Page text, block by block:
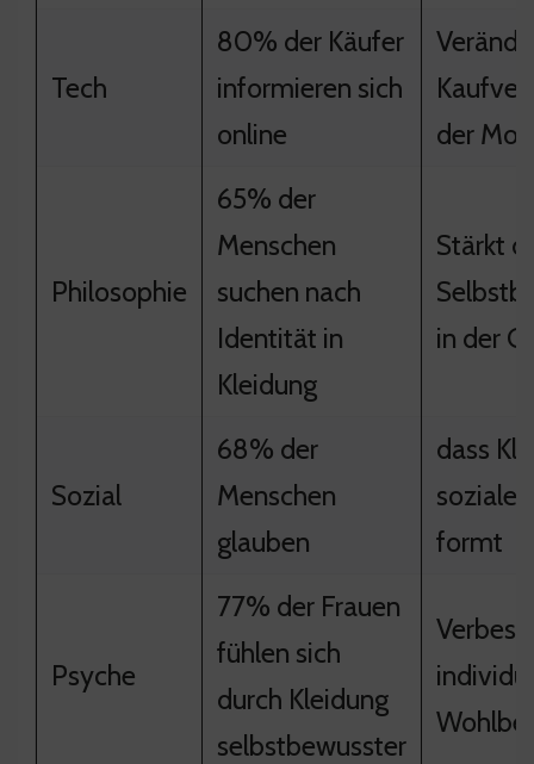
Tech
80% der Käufer
informieren sich
online
der
Philosophie
65% der
Menschen
suchen nach
Identität in
Kleidung
Stärkt
in der
Sozial
68% der
Menschen
glauben
dass
soziale
formt
Psyche
77% der Frauen
fühlen sich
durch Kleidung
selbstbewusster